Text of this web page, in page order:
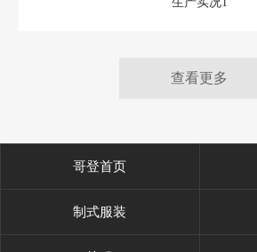
查看更多
哥登首页
制式服装